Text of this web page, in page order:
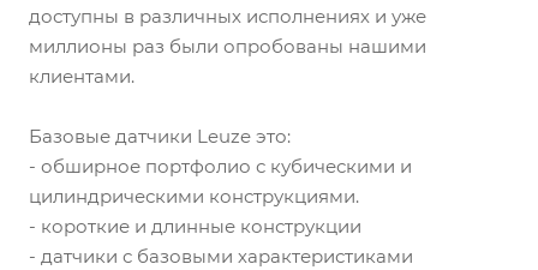
доступны в различных исполнениях и уже
миллионы раз были опробованы нашими
клиентами.
Базовые датчики Leuze это:
- обширное портфолио с кубическими и
цилиндрическими конструкциями.
- короткие и длинные конструкции
- датчики с базовыми характеристиками